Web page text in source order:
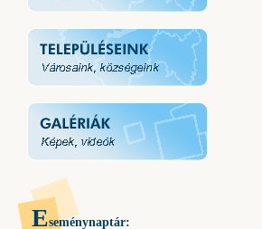
Eseménynaptár: